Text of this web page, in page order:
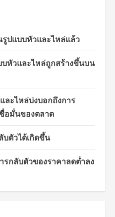
นรูปแบบหัวและไหล่แล้ว
บบหัวและไหล่ถูกสร้างขึ้นบน
และไหล่บ่งบอกถึงการ
อมั่นของตลาด
บตัวได้เกิดขึ้น
ารกลับตัวของราคาลดต่ำลง